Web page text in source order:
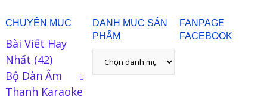
CHUYÊN MỤC
Bài Viết Hay
Nhất (42)
Bộ Dàn Âm
Thanh Karaoke
DANH MỤC SẢN
PHẨM
FANPAGE
FACEBOOK